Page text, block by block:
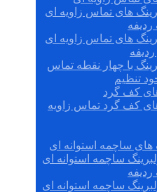
های تماس زاویه ای
ردیفه
های تماس زاویه ای
با چهار نقطه تماس
تنظیم
های کف گرد
های کف گرد تماس زاویه
های ساچمه استوانه ای
ساچمه استوانه ای
ردیفه
ساچمه استوانه ای